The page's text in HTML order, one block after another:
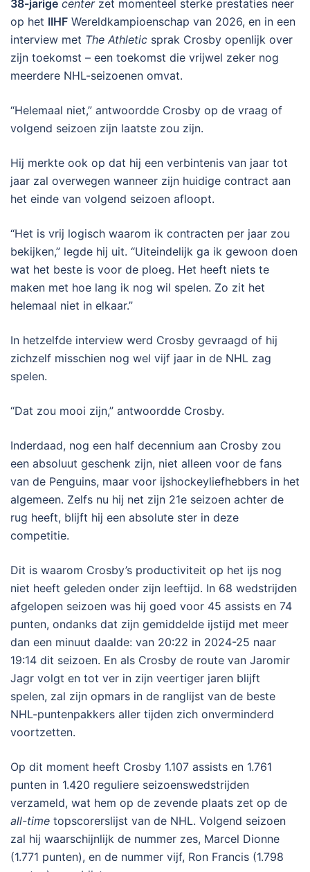
38-jarige centerzet momenteel sterke prestaties neer
op het IIHF Wereldkampioenschap van 2026, en in een
interview met The Athletic sprak Crosby openlijk over
zijn toekomst – een toekomst die vrijwel zeker nog
meerdere NHL-seizoenen omvat.
“Helemaal niet,” antwoordde Crosby op de vraag of
volgend seizoen zijn laatste zou zijn.
Hij merkte ook op dat hij een verbintenis van jaar tot
jaar zal overwegen wanneer zijn huidige contract aan
het einde van volgend seizoen afloopt.
“Het is vrij logisch waarom ik contracten per jaar zou
bekijken,” legde hij uit. “Uiteindelijk ga ik gewoon doen
wat het beste is voor de ploeg. Het heeft niets te
maken met hoe lang ik nog wil spelen. Zo zit het
helemaal niet in elkaar.”
In hetzelfde interview werd Crosby gevraagd of hij
zichzelf misschien nog wel vijf jaar in de NHL zag
spelen.
“Dat zou mooi zijn,” antwoordde Crosby.
Inderdaad, nog een half decennium aan Crosby zou
een absoluut geschenk zijn, niet alleen voor de fans
van de Penguins, maar voor ijshockeyliefhebbers in het
algemeen. Zelfs nu hij net zijn 21e seizoen achter de
rug heeft, blijft hij een absolute ster in deze
competitie.
Dit is waarom Crosby’s productiviteit op het ijs nog
niet heeft geleden onder zijn leeftijd. In 68 wedstrijden
afgelopen seizoen was hij goed voor 45 assists en 74
punten, ondanks dat zijn gemiddelde ijstijd met meer
dan een minuut daalde: van 20:22 in 2024-25 naar
19:14 dit seizoen. En als Crosby de route van Jaromir
Jagr volgt en tot ver in zijn veertiger jaren blijft
spelen, zal zijn opmars in de ranglijst van de beste
NHL-puntenpakkers aller tijden zich onverminderd
voortzetten.
Op dit moment heeft Crosby 1.107 assists en 1.761
punten in 1.420 reguliere seizoenswedstrijden
verzameld, wat hem op de zevende plaats zet op de
all-time topscorerslijst van de NHL. Volgend seizoen
zal hij waarschijnlijk de nummer zes, Marcel Dionne
(1.771 punten), en de nummer vijf, Ron Francis (1.798